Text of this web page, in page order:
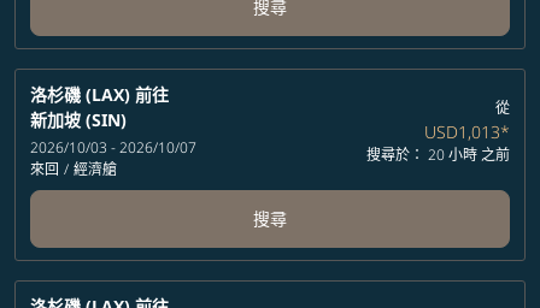
搜尋
洛杉磯 (LAX) 前往
新加坡 (SIN)
2026/10/03 - 2026/10/07
來回 / 經濟艙
從
USD1,013*
搜尋於： 20 小時 之前
搜尋